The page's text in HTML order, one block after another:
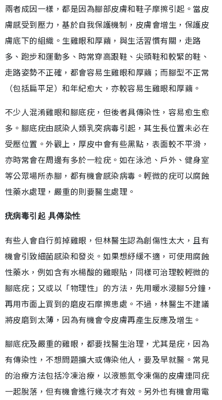
兩者成因一樣，都是因為腳部皮膚和鞋子摩擦引起。當皮
膚感受到壓力，基於自我保護機制，皮膚會增生，保護皮
膚底下的組織。生雞眼和厚繭，與生活習慣有關，走路
多、跑步和運動多、時常穿高跟鞋、尖頭鞋和較緊的鞋、
走路姿勢不正確，都會容易生雞眼和厚繭；而腳型不正常
（包括扁平足）和年紀愈大，亦較容易生雞眼和厚繭。
不少人混淆雞眼和腳底疣，但後者具傳染性，容易愈生愈
多。腳底疣由感染人類乳突病毒引起，其生長位置未必在
受壓位置。外觀上，厚皮中會有些黑點，表面較不平滑，
亦時常會在周邊有多於一粒疣。如在泳池、戶外、健身室
等公眾場所赤腳，都有機會感染病毒。輕微的疣可以腐蝕
性藥水處理，嚴重的則要醫生處理。
疣病毒引起 具傳染性
有些人會自行剪掉雞眼，但林醫生認為創傷性太大，且有
機會引致細菌感染和發炎。如果想紓緩不適，可使用腐蝕
性藥水，例如含有水楊酸的雞眼貼，同樣可治理較輕微的
腳底疣；又或以「物理性」的方法，先用暖水浸腳5分鐘，
再用市面上買到的磨皮石摩擦患處。不過，林醫生不建議
將皮磨到太薄，因為有機會令皮膚再產生反應及增生。
腳底疣及嚴重的雞眼，都要找醫生治理，尤其是疣，因為
有傳染性，不想問題擴大或傳染他人，要及早就醫。常見
的治療方法包括冷凍治療，以液態氮令凍傷的皮膚連同疣
一起脫落，但有機會進行幾次才有效。另外也有機會用電